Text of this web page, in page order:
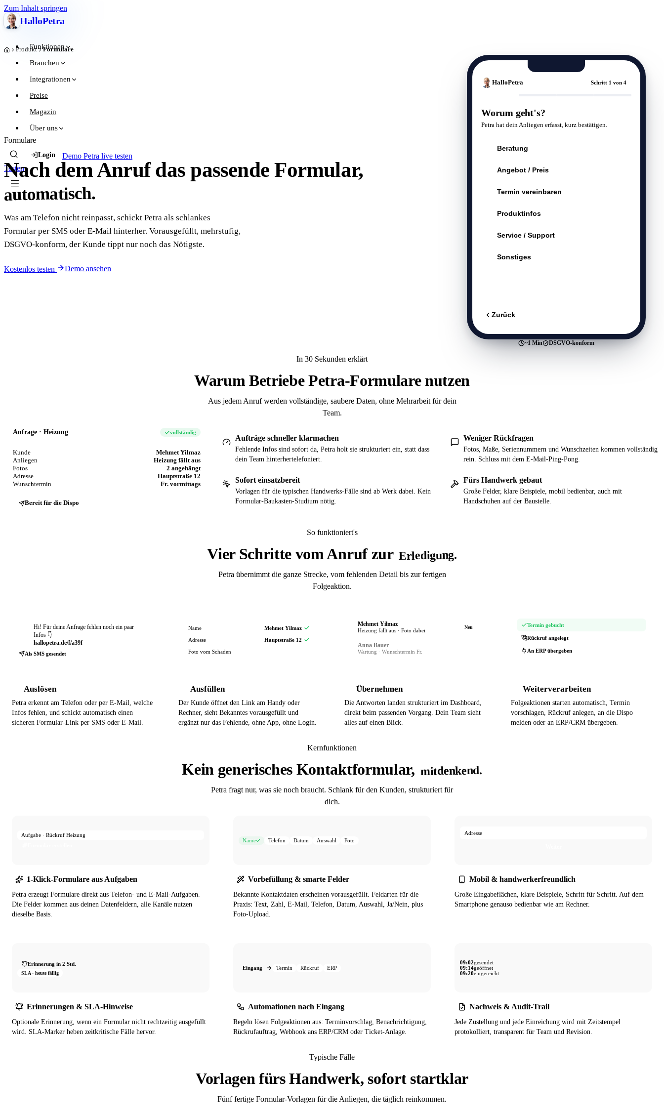
Zum Inhalt springen
HalloPetra
Funktionen
Branchen
Integrationen
Preise
Magazin
Über uns
Login Demo Petra live testen
Testen
Start Produkt Formulare
Formulare
Nach dem Anruf das passende Formular,
automatisch.
Was am Telefon nicht reinpasst, schickt Petra als schlankes
Formular per SMS oder E-Mail hinterher. Vorausgefüllt, mehrstufig,
DSGVO-konform, der Kunde tippt nur noch das Nötigste.
Kostenlos testen Demo ansehen
HalloPetra Schritt 1 von 4
Worum geht's?
Petra hat dein Anliegen erfasst, kurz bestätigen.
Beratung
Angebot / Preis
Termin vereinbaren
Produktinfos
Service / Support
Sonstiges
Zurück
~1 Min DSGVO-konform
In 30 Sekunden erklärt
Warum Betriebe Petra-Formulare nutzen
Aus jedem Anruf werden vollständige, saubere Daten, ohne Mehrarbeit für dein
Team.
Anfrage · Heizung vollständig
Kunde
Mehmet Yilmaz
Anliegen
Heizung fällt aus
Fotos
2 angehängt
Adresse
Hauptstraße 12
Wunschtermin
Fr. vormittags
Bereit für die Dispo
Aufträge schneller klarmachen
Fehlende Infos sind sofort da, Petra holt sie strukturiert ein, statt dass
dein Team hinterhertelefoniert.
Weniger Rückfragen
Fotos, Maße, Seriennummern und Wunschzeiten kommen vollständig
rein. Schluss mit dem E-Mail-Ping-Pong.
Sofort einsatzbereit
Vorlagen für die typischen Handwerks-Fälle sind ab Werk dabei. Kein
Formular-Baukasten-Studium nötig.
Fürs Handwerk gebaut
Große Felder, klare Beispiele, mobil bedienbar, auch mit
Handschuhen auf der Baustelle.
So funktioniert's
Vier Schritte vom Anruf zur Erledigung.
Petra übernimmt die ganze Strecke, vom fehlenden Detail bis zur fertigen
Folgeaktion.
Hi! Für deine Anfrage fehlen noch ein paar
Infos 👇
hallopetra.de/f/a39f
Als SMS gesendet
Auslösen
Petra erkennt am Telefon oder per E-Mail, welche
Infos fehlen, und schickt automatisch einen
sicheren Formular-Link per SMS oder E-Mail.
Name
Mehmet Yilmaz
Adresse
Hauptstraße 12
Foto vom Schaden
Ausfüllen
Der Kunde öffnet den Link am Handy oder
Rechner, sieht Bekanntes vorausgefüllt und
ergänzt nur das Fehlende, ohne App, ohne Login.
Mehmet Yilmaz
Heizung fällt aus · Foto dabei
Neu
Anna Bauer
Wartung · Wunschtermin Fr.
Übernehmen
Die Antworten landen strukturiert im Dashboard,
direkt beim passenden Vorgang. Dein Team sieht
alles auf einen Blick.
Termin gebucht
Rückruf angelegt
An ERP übergeben
Weiterverarbeiten
Folgeaktionen starten automatisch, Termin
vorschlagen, Rückruf anlegen, an die Dispo
melden oder an ERP/CRM übergeben.
Kernfunktionen
Kein generisches Kontaktformular, mitdenkend.
Petra fragt nur, was sie noch braucht. Schlank für den Kunden, strukturiert für
dich.
Aufgabe · Rückruf Heizung
1-Klick-Formulare aus Aufgaben
Petra erzeugt Formulare direkt aus Telefon- und E-Mail-Aufgaben.
Die Felder kommen aus deinen Datenfeldern, alle Kanäle nutzen
dieselbe Basis.
Name Telefon Datum Auswahl Foto
Vorbefüllung & smarte Felder
Bekannte Kontaktdaten erscheinen vorausgefüllt. Feldarten für die
Praxis: Text, Zahl, E-Mail, Telefon, Datum, Auswahl, Ja/Nein, plus
Foto-Upload.
Adresse
Mobil & handwerkerfreundlich
Große Eingabeflächen, klare Beispiele, Schritt für Schritt. Auf dem
Smartphone genauso bedienbar wie am Rechner.
Erinnerung in 2 Std.
SLA · heute fällig
Erinnerungen & SLA-Hinweise
Optionale Erinnerung, wenn ein Formular nicht rechtzeitig ausgefüllt
wird. SLA-Marker heben zeitkritische Fälle hervor.
Eingang Termin Rückruf ERP
Automationen nach Eingang
Regeln lösen Folgeaktionen aus: Terminvorschlag, Benachrichtigung,
Rückrufauftrag, Webhook ans ERP/CRM oder Ticket-Anlage.
09:02gesendet
09:14geöffnet
09:20eingereicht
Nachweis & Audit-Trail
Jede Zustellung und jede Einreichung wird mit Zeitstempel
protokolliert, transparent für Team und Revision.
Typische Fälle
Vorlagen fürs Handwerk, sofort startklar
Fünf fertige Formular-Vorlagen für die Anliegen, die täglich reinkommen.